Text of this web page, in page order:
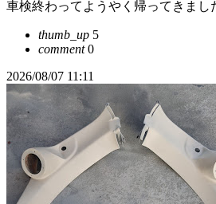
車検終わってようやく帰ってきまし
thumb_up 5
comment0
2026/08/07 11:11